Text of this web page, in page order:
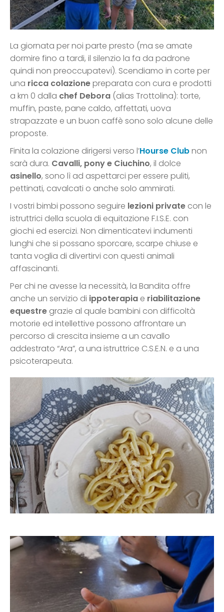
La giornata per noi parte presto (ma se amate
dormire fino a tardi, il silenzio la fa da padrone
quindi non preoccupatevi). Scendiamo in corte per
una ricca colazionepreparata con cura e prodotti
a km 0 dalla chef Debora (alias Trottolina): torte,
muffin, paste, pane caldo, affettati, uova
strapazzate e un buon caffè sono solo alcune delle
proposte.
Finita la colazione dirigersi verso l’Hourse Clubnon
sarà dura. Cavalli, pony e Ciuchino, il dolce
asinello, sono lì ad aspettarci per essere puliti,
pettinati, cavalcati o anche solo ammirati.
I vostri bimbi possono seguire lezioni private con le
istruttrici della scuola di equitazione F.I.S.E. con
giochi ed esercizi. Non dimenticatevi indumenti
lunghi che si possano sporcare, scarpe chiuse e
tanta voglia di divertirvi con questi animali
affascinanti.
Per chi ne avesse la necessità, la Bandita offre
anche un servizio di ippoterapia e riabilitazione
equestre grazie al quale bambini con difficoltà
motorie ed intellettive possono affrontare un
percorso di crescita insieme a un cavallo
addestrato “Ara”, a una istruttrice C.S.E.N. e a una
psicoterapeuta.